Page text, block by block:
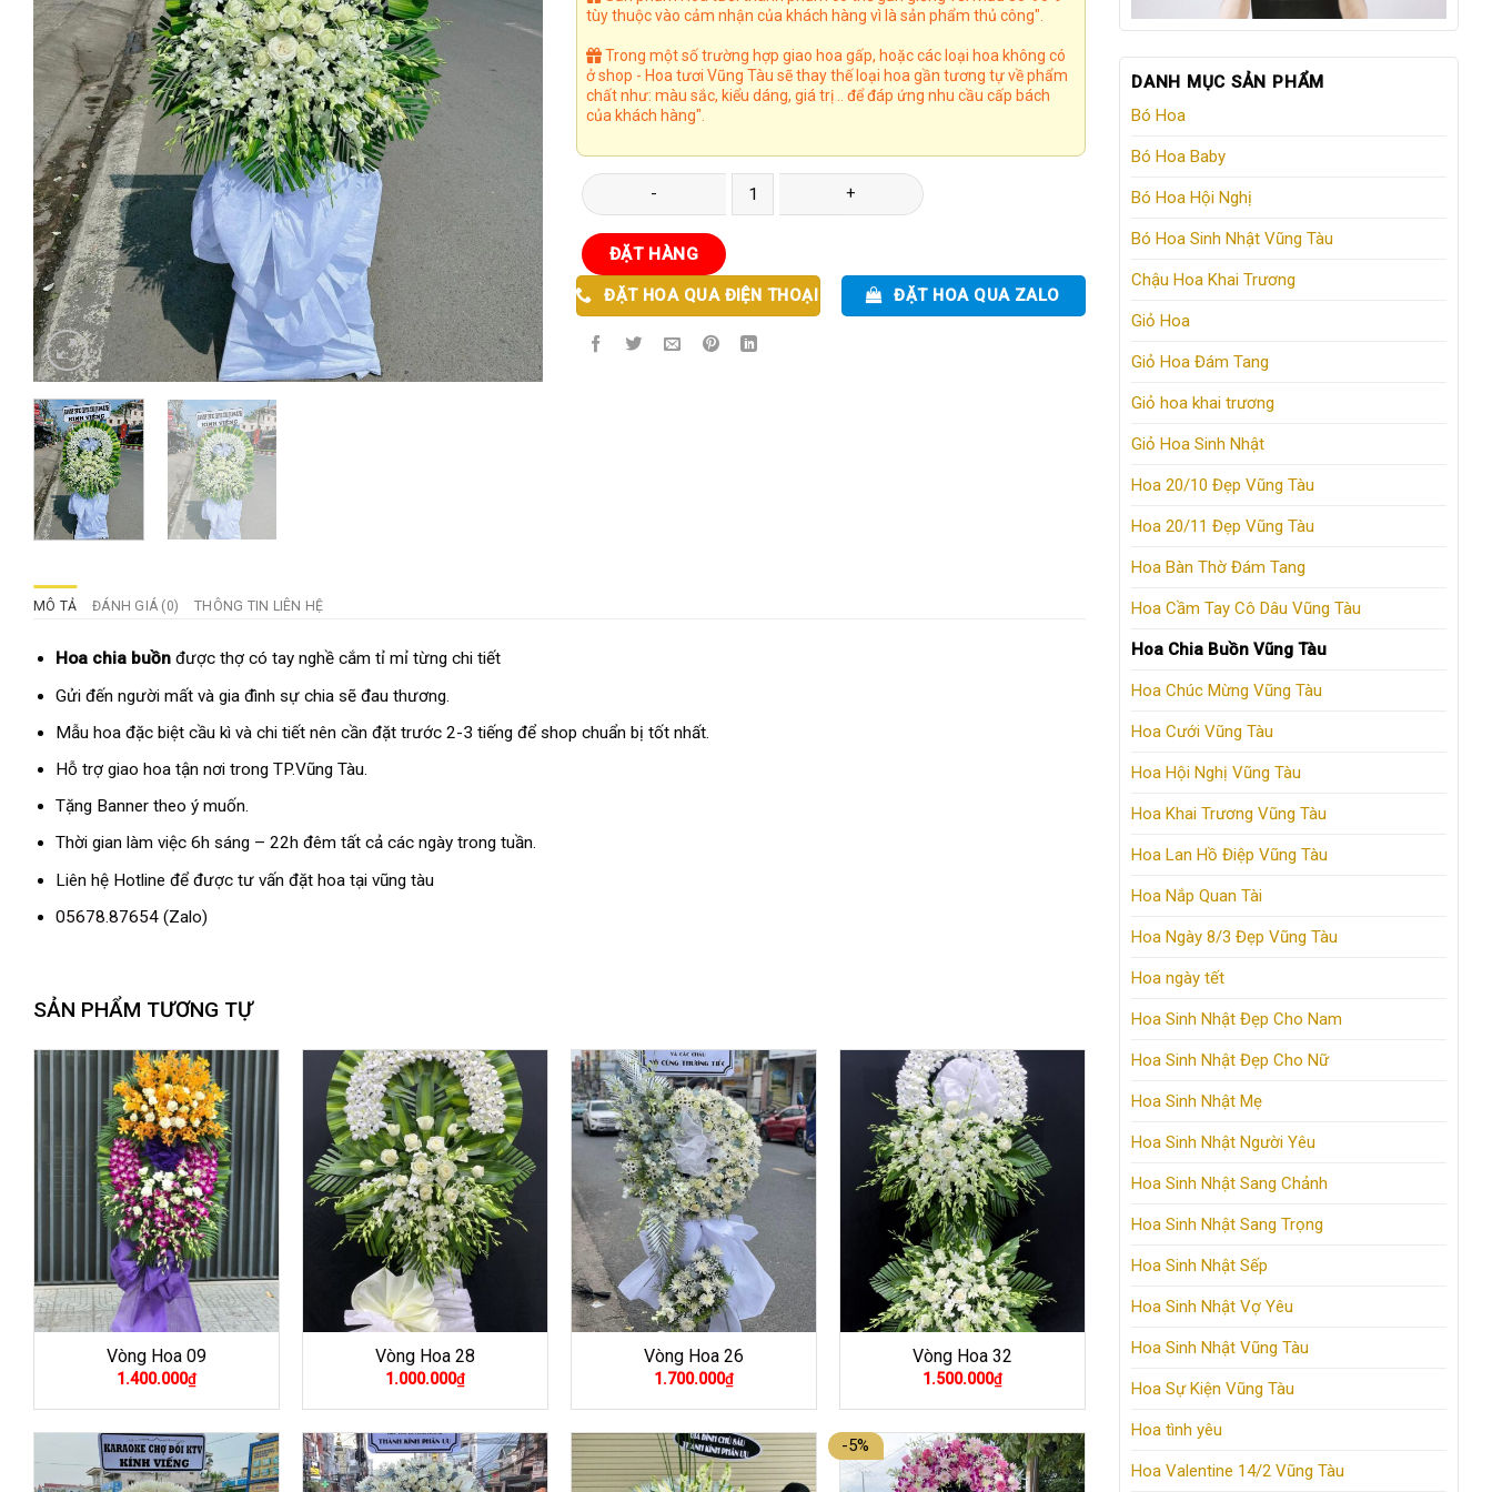
DANH MỤC SẢN PHẨM
Bó Hoa
Bó Hoa Baby
Bó Hoa Hội Nghị
Bó Hoa Sinh Nhật Vũng Tàu
Chậu Hoa Khai Trương
Giỏ Hoa
Giỏ Hoa Đám Tang
Giỏ hoa khai trương
Giỏ Hoa Sinh Nhật
Hoa 20/10 Đẹp Vũng Tàu
Hoa 20/11 Đẹp Vũng Tàu
Hoa Bàn Thờ Đám Tang
Hoa Cầm Tay Cô Dâu Vũng Tàu
Hoa Chia Buồn Vũng Tàu
Hoa Chúc Mừng Vũng Tàu
Hoa Cưới Vũng Tàu
Hoa Hội Nghị Vũng Tàu
Hoa Khai Trương Vũng Tàu
Hoa Lan Hồ Điệp Vũng Tàu
Hoa Nắp Quan Tài
Hoa Ngày 8/3 Đẹp Vũng Tàu
Hoa ngày tết
Hoa Sinh Nhật Đẹp Cho Nam
Hoa Sinh Nhật Đẹp Cho Nữ
Hoa Sinh Nhật Mẹ
Hoa Sinh Nhật Người Yêu
Hoa Sinh Nhật Sang Chảnh
Hoa Sinh Nhật Sang Trọng
Hoa Sinh Nhật Sếp
Hoa Sinh Nhật Vợ Yêu
Hoa Sinh Nhật Vũng Tàu
Hoa Sự Kiện Vũng Tàu
Hoa tình yêu
Hoa Valentine 14/2 Vũng Tàu
tùy thuộc vào cảm nhận của khách hàng vì là sản phẩm thủ công".
Trong một số trường hợp giao hoa gấp, hoặc các loại hoa không có
ở shop - Hoa tươi Vũng Tàu sẽ thay thế loại hoa gần tương tự về phẩm
chất như: màu sắc, kiểu dáng, giá trị .. để đáp ứng nhu cầu cấp bách
của khách hàng".
Vòng Hoa 42 số lượng
ĐẶT HÀNG
ĐẶT HOA QUA ĐIỆN THOẠI ĐẶT HOA QUA ZALO
MÔ TẢ ĐÁNH GIÁ (0) THÔNG TIN LIÊN HỆ
Hoa chia buồn được thợ có tay nghề cắm tỉ mỉ từng chi tiết
Gửi đến người mất và gia đình sự chia sẽ đau thương.
Mẫu hoa đặc biệt cầu kì và chi tiết nên cần đặt trước 2-3 tiếng để shop chuẩn bị tốt nhất.
Hỗ trợ giao hoa tận nơi trong TP.Vũng Tàu.
Tặng Banner theo ý muốn.
Thời gian làm việc 6h sáng – 22h đêm tất cả các ngày trong tuần.
Liên hệ Hotline để được tư vấn đặt hoa tại vũng tàu
05678.87654(Zalo)
SẢN PHẨM TƯƠNG TỰ
Vòng Hoa 09
1.400.000₫
Vòng Hoa 28
1.000.000₫
Vòng Hoa 26
1.700.000₫
Vòng Hoa 32
1.500.000₫
-5%